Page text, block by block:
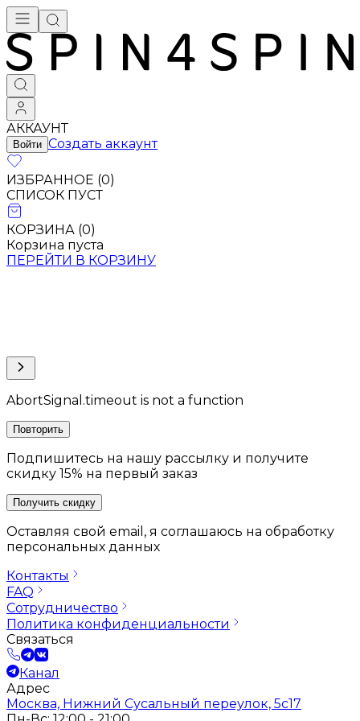
АККАУНТ
Войти Создать аккаунт
ИЗБРАННОЕ (0)
СПИСОК ПУСТ
КОРЗИНА (0)
Корзина пуста
ПЕРЕЙТИ В КОРЗИНУ
AbortSignal.timeout is not a function
Повторить
Подпишитесь на нашу рассылку и получите
скидку 15% на первый заказ
Получить скидку
Оставляя свой email, я соглашаюсь на обработку
персональных данных
Контакты
FAQ
Сотрудничество
Политика конфиденциальности
Связаться
Канал
Адрес
Москва, Нижний Сусальный переулок, 5с17